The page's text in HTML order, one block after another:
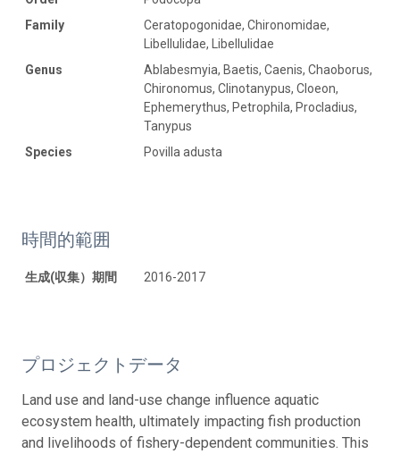
Family
Ceratopogonidae, Chironomidae,
Libellulidae, Libellulidae
Genus
Ablabesmyia, Baetis, Caenis, Chaoborus,
Chironomus, Clinotanypus, Cloeon,
Ephemerythus, Petrophila, Procladius,
Tanypus
Species
Povilla adusta
時間的範囲
生成(収集）期間 2016-2017
プロジェクトデータ
Land use and land-use change influence aquatic
ecosystem health, ultimately impacting fish production
and livelihoods of fishery-dependent communities. This